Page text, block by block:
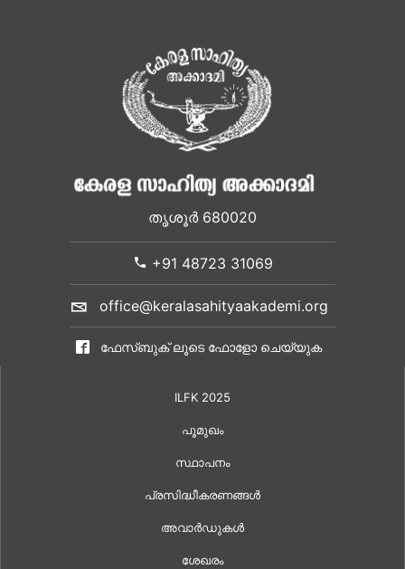
തൃശൂർ 680020
+91 48723 31069
office@keralasahityaakademi.org
ഫേസ്ബുക് ലൂടെ ഫോളോ ചെയ്യുക
ILFK 2025
പൂമുഖം
സ്ഥാപനം
പ്രസിദ്ധീകരണങ്ങൾ
അവാർഡുകൾ
ശേഖരം